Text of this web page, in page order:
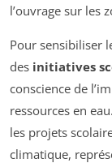
l’ouvrage sur les
Pour sensibiliser
des initiatives
conscience de
ressources en
les projets
climatique,